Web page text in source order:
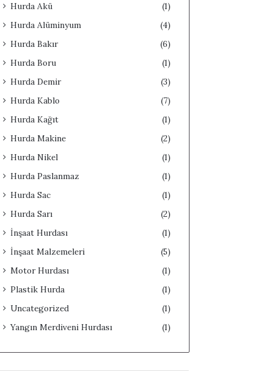
Hurda Akü
(1)
Hurda Alüminyum
(4)
Hurda Bakır
(6)
Hurda Boru
(1)
Hurda Demir
(3)
Hurda Kablo
(7)
Hurda Kağıt
(1)
Hurda Makine
(2)
Hurda Nikel
(1)
Hurda Paslanmaz
(1)
Hurda Sac
(1)
Hurda Sarı
(2)
İnşaat Hurdası
(1)
İnşaat Malzemeleri
(5)
Motor Hurdası
(1)
Plastik Hurda
(1)
Uncategorized
(1)
Yangın Merdiveni Hurdası
(1)